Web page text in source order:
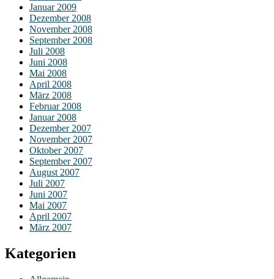
Januar 2009
Dezember 2008
November 2008
September 2008
Juli 2008
Juni 2008
Mai 2008
April 2008
März 2008
Februar 2008
Januar 2008
Dezember 2007
November 2007
Oktober 2007
September 2007
August 2007
Juli 2007
Juni 2007
Mai 2007
April 2007
März 2007
Kategorien